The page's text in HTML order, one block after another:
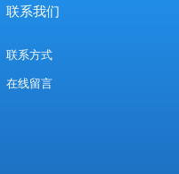
联系我们
联系方式
在线留言